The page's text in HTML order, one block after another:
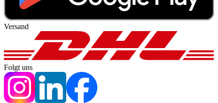
Versand
Folgt uns